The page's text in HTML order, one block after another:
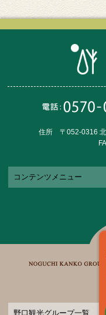
住所 〒052-0316 北
コンテンツメニュー
野口観光グループ一覧